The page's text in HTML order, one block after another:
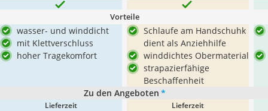
Vorteile
wasser- und winddicht
mit Klettverschluss
hoher Tragekomfort
Schlaufe am Handschuhk
dient als Anziehhilfe
winddichtes Obermaterial
strapazierfähige
Beschaffenheit
Zu den Angeboten *
Lieferzeit Lieferzeit